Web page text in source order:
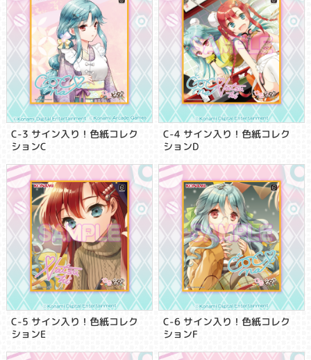
C-3 サイン入り！色紙コレク
ションC
C-4 サイン入り！色紙コレク
ションD
C-5 サイン入り！色紙コレク
ションE
C-6 サイン入り！色紙コレク
ションF